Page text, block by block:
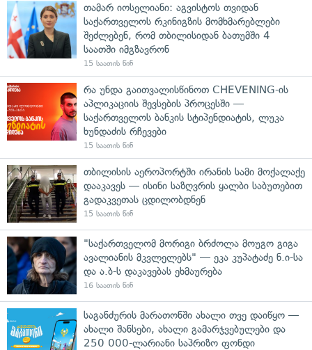
თამარ იოსელიანი: აგვისტოს თვიდან
საქართველოს რკინიგზის მომხმარებლები
შეძლებენ, რომ თბილისიდან ბათუმში 4
საათში იმგზავრონ
15 საათის წინ
რა უნდა გაითვალისწინოთ CHEVENING-ის
აპლიკაციის შევსების პროცესში —
საქართველოს ბანკის სტიპენდიატის, ლუკა
ხუნდაძის რჩევები
15 საათის წინ
თბილისის აეროპორტში ირანის სამი მოქალაქე
დააკავეს — ისინი საზღვრის ყალბი საბუთებით
გადაკვეთას ცდილობდნენ
15 საათის წინ
"საქართველომ მორიგი ბრძოლა მოუგო გიგა
ავალიანის მკვლელებს" — ეკა კუპატაძე ნ.ი-სა
და ა.ბ-ს დაკავებას ეხმაურება
16 საათის წინ
საგანძურის მარათონში ახალი თვე დაიწყო —
ახალი შანსები, ახალი გამარჯვებულები და
250 000-ლარიანი საპრიზო ფონდი